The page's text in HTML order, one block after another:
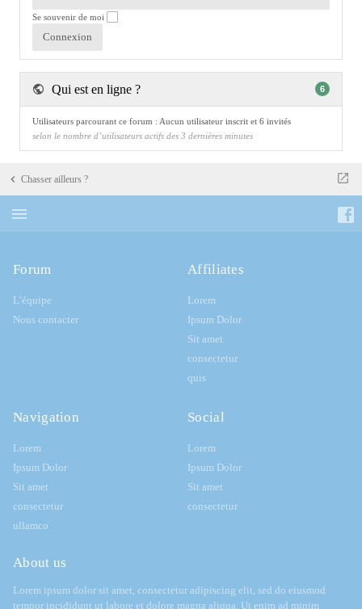
Se souvenir de moi
Qui est en ligne ? 6
Utilisateurs parcourant ce forum : Aucun utilisateur inscrit et 6 invités
selon le nombre d’utilisateurs actifs des 3 dernières minutes
Chasser ailleurs ?
Forum
L’équipe
Nous contacter
Affiliates
Lorem
Ipsum Dolor
Sit amet
consectetur
quis
Navigation
Lorem
Ipsum Dolor
Sit amet
consectetur
ullamco
Social
Lorem
Ipsum Dolor
Sit amet
consectetur
About us
Lorem ipsum dolor sit amet, consectetur adipiscing elit, sed do eiusmod
tempor incididunt ut labore et dolore magna aliqua. Ut enim ad minim